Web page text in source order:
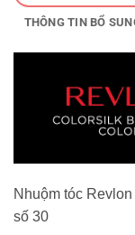
THÔNG TIN BỔ
Nhuộm tóc
số 30